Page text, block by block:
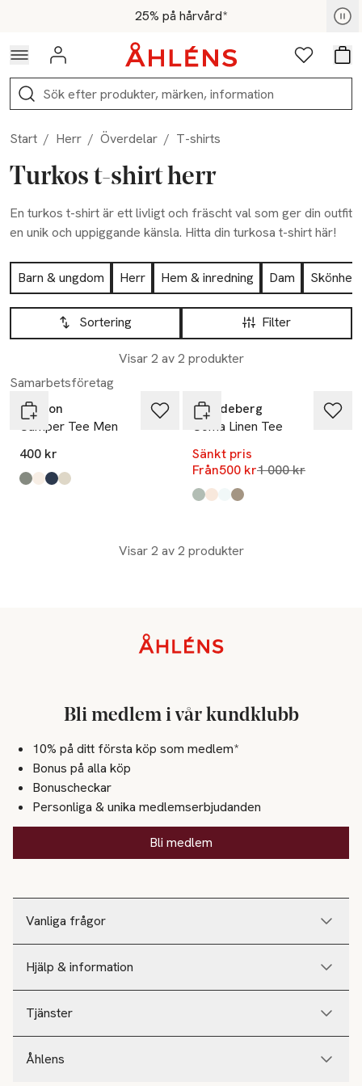
Hoppa till navigationsmenyn25% på hårvård*
För medlemmar - Shoppa nu
Logga in Favoriter
Sök
Start / Herr / Överdelar / T-shirts
Turkos t-shirt herr
En turkos t-shirt är ett livligt och fräscht val som ger din outfit
en unik och uppiggande känsla. Hitta din turkosa t-shirt här!
Hoppa till produktsidan
Barn & ungdom Herr Hem & inredning Dam
Skönhet
Hoppa till produktsidan
Filter
Sortering
Visar 2 av 2 produkter
Lista över produkter
Samarbetsföretag
Tenson
Camper Tee Men
400 kr
Produkten finns i färgerna:
grågrön,
ljusrosa,
mörkblå,
ljusbeige,
J.Lindeberg
Coma Linen Tee
Sänkt pris
Från500 krLägsta pris 30
1 000 kr
Produkten finns i färgerna:
Jadeite,
Moonbeam
Skywriting
Brindle ,
Visar 2 av 2 produkter
Vanliga frågor
Hjälp & information
Tjänster
Åhlens
Bli medlem i vår kundklubb
10% på ditt första köp som medlem*
Bonus på alla köp
Bonuscheckar
Personliga & unika medlemserbjudanden
Bli medlem